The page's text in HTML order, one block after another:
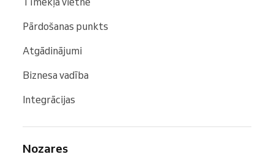
Pārdošanas punkts
Atgādinājumi
Biznesa vadība
Integrācijas
Nozares